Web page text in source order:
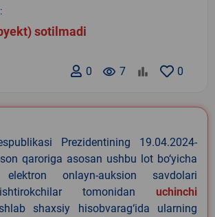
sotilmadi
0
remove_red_eye 7
0
Prezidentining 19.04.2024-
qaroriga asosan ushbu lot bo‘yicha
elektron onlayn-auksion savdolari
tomonidan uchinchi
shaxsiy hisobvarag‘ida ularning